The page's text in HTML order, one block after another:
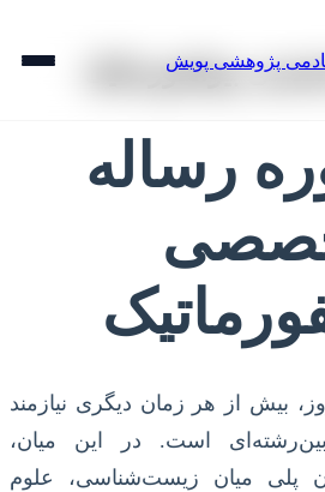
بیوانفورماتیک
رساله
بیش از هر زمان دیگری نیازمند
است. در این میان،
پلی میان زیست‌شناسی، علوم